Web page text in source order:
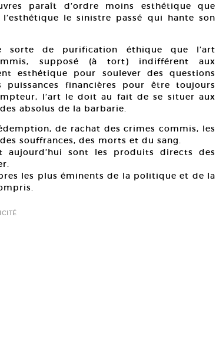
paraît d’ordre moins esthétique que
le sinistre passé qui hante son
sorte de purification éthique que l’art
supposé (à tort) indifférent aux
esthétique pour soulever des questions
financières pour être toujours
l’art le doit au fait de se situer aux
absolus de la barbarie.
de rachat des crimes commis, les
souffrances, des morts et du sang.
sont les produits directs des
les plus éminents de la politique et de la